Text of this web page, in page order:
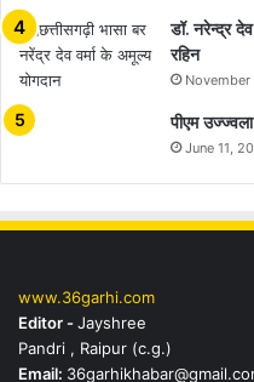
डॉ. नरेन्द्र
रहिन
पीएम
June 11,
www.36garhi.com
Editor -Jayshree
Pandri , Raipur (c.g.)
Email: